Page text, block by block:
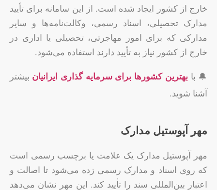
خارج از کشور ایجاد شده است. از این سامانه برای تأیید
مدارک تحصیلی، اسناد رسمی، وکالت‌نامه‌ها و سایر
مدارکی که برای امور مهاجرتی، تحصیلی یا اداری در
خارج از کشور نیاز به تأیید دارند استفاده می‌شود.
🔔 بابهترین کشورها برای سرمایه گذاری ایرانیان بیشتر
آشنا شوید.
مهر آپوستیل مدارک
مهر آپوستیل مدارک یک علامت یا برچسب رسمی است
که روی اسناد و مدارک رسمی زده می‌شود تا اصالت و
اعتبار بین‌المللی سند را تأیید کند. این مهر نشان می‌دهد